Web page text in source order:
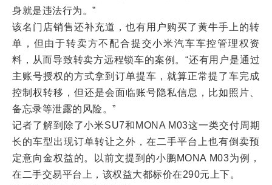
身就是违法行为。”
该名门店销售还补充道，也有用户购买了黄牛手上的转
单，但由于转卖方不配合提交小米汽车车控管理权资
料，从而导致转卖方远程锁车的案例。“还有用户是通过
主账号授权的方式拿到订单提车，就算正常提了车完成
控制权转移，但还是会面临账号隐私信息，比如照片、
备忘录等泄露的风险。”
记者了解到除了小米SU7和MONA M03这一类交付周期
长的车型出现订单转让之外，在二手平台上也有倒卖预
定意向金权益的。以前文提到的小鹏MONA M03为例，
在二手交易平台上，该权益大都标价在290元上下。